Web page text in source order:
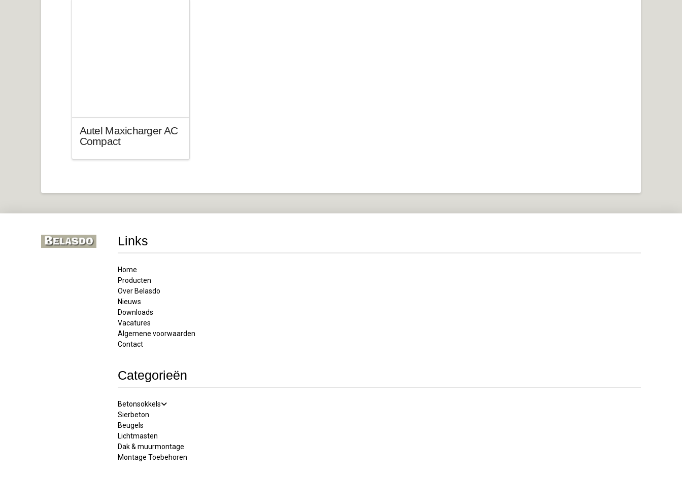
Autel Maxicharger AC
Compact
Links
Home
Producten
Over Belasdo
Nieuws
Downloads
Vacatures
Algemene voorwaarden
Contact
Categorieën
Betonsokkels
Sierbeton
Beugels
Lichtmasten
Dak & muurmontage
Montage Toebehoren